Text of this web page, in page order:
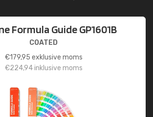
Formula Guide GP1601B
COATED
€179,95 exklusive moms
€224,94inklusive moms